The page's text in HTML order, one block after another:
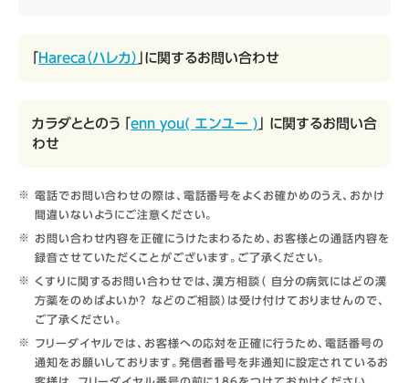
Hareca（ハレカ） 」に関するお問い合わせ
カラダととのう 「 enn you( エンユー ) 」 に関するお問い合
わせ
電話でお問い合わせの際は、電話番号をよくお確かめのうえ、おかけ
間違いないようにご注意ください。
お問い合わせ内容を正確にうけたまわるため、お客様との通話内容を
録音させていただくことがございます。ご了承ください。
くすりに関するお問い合わせでは、漢方相談（ 自分の病気にはどの漢
方薬をのめばよいか？ などのご相談）は受け付けておりませんので、
ご了承ください。
フリーダイヤルでは、お客様への応対を正確に行うため、電話番号の
通知をお願いしております。発信者番号を非通知に設定されているお